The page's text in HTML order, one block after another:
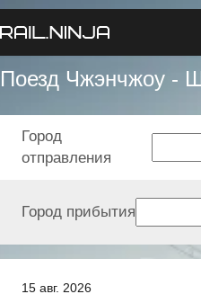
Поезд Чжэнчжоу -
15 авг. 2026
Город
отправления
Город прибытия